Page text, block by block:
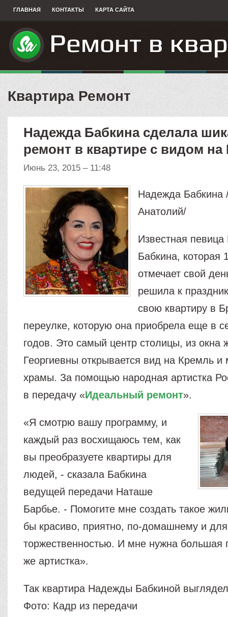
ГЛАВНАЯ КОНТАКТЫ КАРТА САЙТА
Квартира Ремонт
Надежда Бабкина сделала
ремонт в квартире с видом
Июнь 23, 2015 – 11:48
Надежда Бабкина
Анатолий/
Известная
Бабкина, которая
отмечает свой
решила к
свою квартиру в
переулке, которую она приобрела еще в
годов. Это самый центр столицы, из
Георгиевны открывается вид на Кремль и
храмы. За помощью народная артистка
в передачу «Идеальный ремонт».
«Я смотрю вашу программу, и
каждый раз восхищаюсь тем, как
вы преобразуете квартиры для
людей, - сказала Бабкина
ведущей передачи Наташе
Барбье. - Помогите мне создать такое
бы красиво, приятно, по-домашнему и для
торжественностью. И мне нужна большая
же артистка».
Так квартира Надежды Бабкиной
Фото: Кадр из передачи